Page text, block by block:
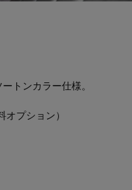
トンカラー仕様。
プション）